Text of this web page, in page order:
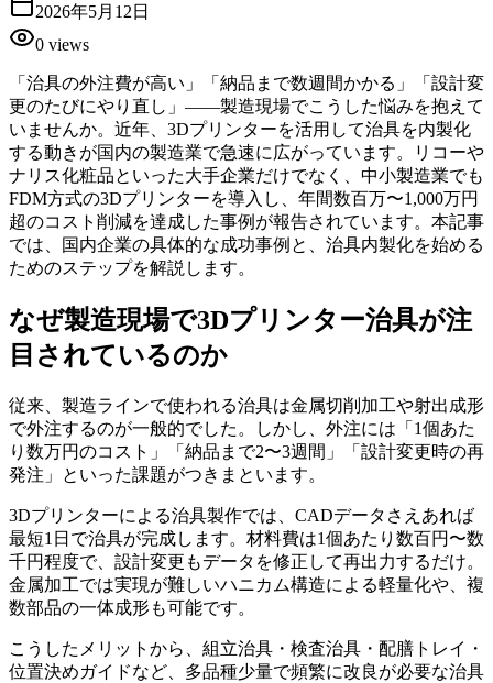
2026年5月12日
0 views
「治具の外注費が高い」「納品まで数週間かかる」「設計変
更のたびにやり直し」——製造現場でこうした悩みを抱えて
いませんか。近年、3Dプリンターを活用して治具を内製化
する動きが国内の製造業で急速に広がっています。リコーや
ナリス化粧品といった大手企業だけでなく、中小製造業でも
FDM方式の3Dプリンターを導入し、年間数百万〜1,000万円
超のコスト削減を達成した事例が報告されています。本記事
では、国内企業の具体的な成功事例と、治具内製化を始める
ためのステップを解説します。
なぜ製造現場で3Dプリンター治具が注
目されているのか
従来、製造ラインで使われる治具は金属切削加工や射出成形
で外注するのが一般的でした。しかし、外注には「1個あた
り数万円のコスト」「納品まで2〜3週間」「設計変更時の再
発注」といった課題がつきまといます。
3Dプリンターによる治具製作では、CADデータさえあれば
最短1日で治具が完成します。材料費は1個あたり数百円〜数
千円程度で、設計変更もデータを修正して再出力するだけ。
金属加工では実現が難しいハニカム構造による軽量化や、複
数部品の一体成形も可能です。
こうしたメリットから、組立治具・検査治具・配膳トレイ・
位置決めガイドなど、多品種少量で頻繁に改良が必要な治具